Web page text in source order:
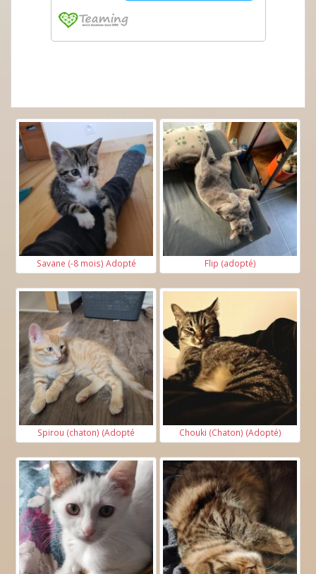
Savane (-8 mois) Adopté Flip (adopté)
Spirou (chaton) (Adopté Chouki (Chaton) (Adopté)